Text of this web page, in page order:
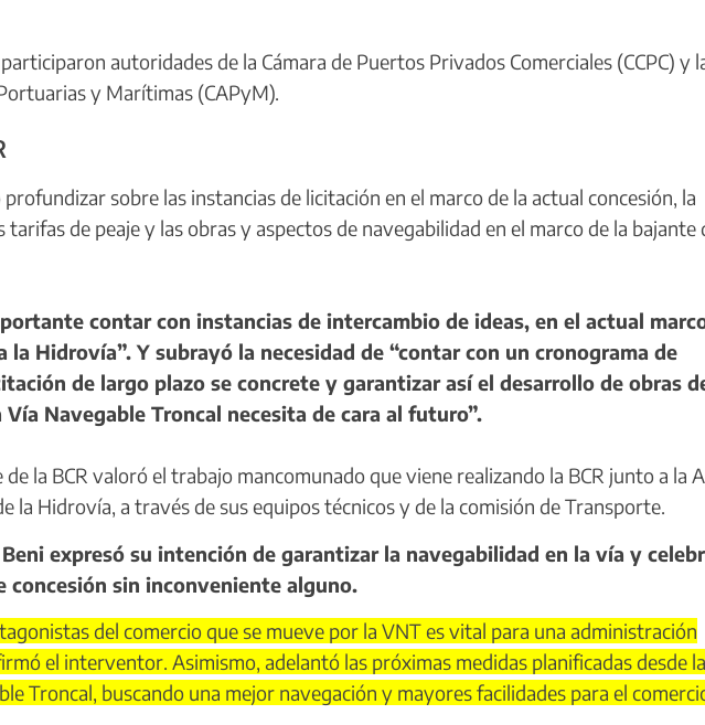
autoridades de la Cámara de Puertos Privados Comerciales (CCPC) y
y Marítimas (CAPyM).
profundizar sobre las instancias de licitación en el marco de la actual concesión, la
tarifas de peaje y las obras y aspectos de navegabilidad en el marco de la bajante
contar con instancias de intercambio de ideas, en el actual
Hidrovía”. Y subrayó la necesidad de “contar con un cronograma de
de largo plazo se concrete y garantizar así el desarrollo de obras
Navegable Troncal necesita de cara al futuro”.
la BCR valoró el trabajo mancomunado que viene realizando la BCR junto a la
la Hidrovía, a través de sus equipos técnicos y de la comisión de Transporte.
expresó su intención de garantizar la navegabilidad en la vía y
concesión sin inconveniente alguno.
del comercio que se mueve por la VNT es vital para una administración
el interventor. Asimismo, adelantó las próximas medidas planificadas desde la
Troncal, buscando una mejor navegación y mayores facilidades para el